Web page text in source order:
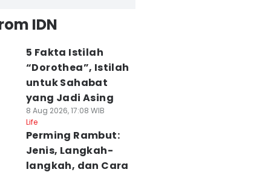
IDN
5 Fakta Istilah
“Dorothea”, Istilah
untuk Sahabat
yang Jadi Asing
8 Aug 2026, 17:08 WIB
Life
Perming Rambut:
Jenis, Langkah-
langkah, dan Cara